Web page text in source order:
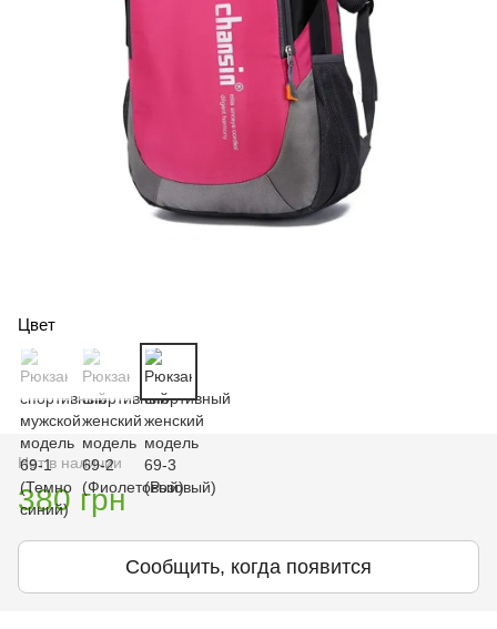
Цвет
Нет в наличии
380 грн
Сообщить, когда появится